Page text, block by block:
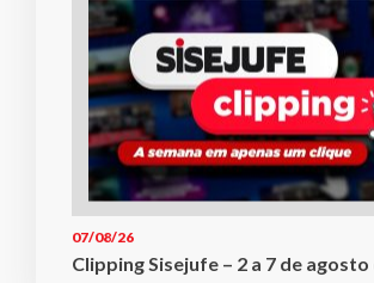
07/08/26
Clipping Sisejufe – 2 a 7 de agosto